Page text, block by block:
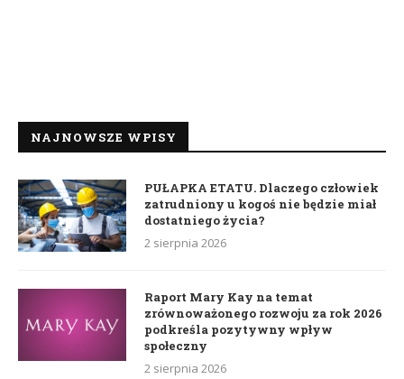
NAJNOWSZE WPISY
PUŁAPKA ETATU. Dlaczego człowiek
zatrudniony u kogoś nie będzie miał
dostatniego życia?
2 sierpnia 2026
Raport Mary Kay na temat
zrównoważonego rozwoju za rok 2026
podkreśla pozytywny wpływ
społeczny
2 sierpnia 2026